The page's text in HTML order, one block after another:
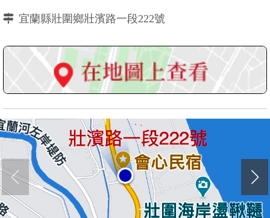
宜蘭縣壯圍鄉壯濱路一段222號